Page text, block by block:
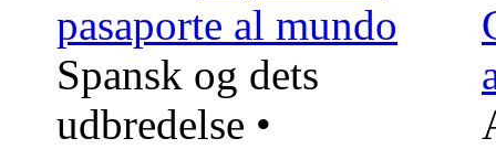
pasaporte al mundo
Spansk og dets
udbredelse •